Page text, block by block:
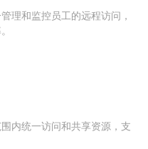
理和监控员工的远程访问，
内统一访问和共享资源，支